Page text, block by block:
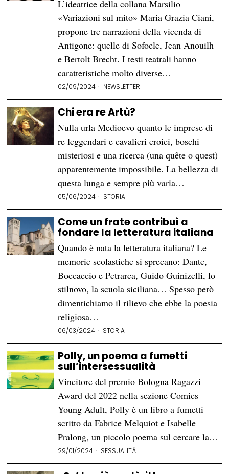
L’ideatrice della collana Marsilio
«Variazioni sul mito» Maria Grazia Ciani,
propone tre narrazioni della vicenda di
Antigone: quelle di Sofocle, Jean Anouilh
e Bertolt Brecht. I testi teatrali hanno
caratteristiche molto diverse…
02/09/2024 NEWSLETTER
Chi era re Artù?
Nulla urla Medioevo quanto le imprese di
re leggendari e cavalieri eroici, boschi
misteriosi e una ricerca (una quête o quest)
apparentemente impossibile. La bellezza di
questa lunga e sempre più varia…
05/06/2024 STORIA
Come un frate contribuì a
fondare la letteratura italiana
Quando è nata la letteratura italiana? Le
memorie scolastiche si sprecano: Dante,
Boccaccio e Petrarca, Guido Guinizelli, lo
stilnovo, la scuola siciliana… Spesso però
dimentichiamo il rilievo che ebbe la poesia
religiosa…
06/03/2024 STORIA
Polly, un poema a fumetti
sull’intersessualità
Vincitore del premio Bologna Ragazzi
Award del 2022 nella sezione Comics
Young Adult, Polly è un libro a fumetti
scritto da Fabrice Melquiot e Isabelle
Pralong, un piccolo poema sul cercare la…
29/01/2024 SESSUALITÀ